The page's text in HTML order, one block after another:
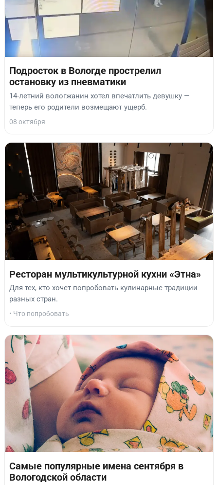
Подросток в Вологде прострелил
остановку из пневматики
14-летний вологжанин хотел впечатлить девушку —
теперь его родители возмещают ущерб.
08 октября
Ресторан мультикультурной кухни «Этна»
Для тех, кто хочет попробовать кулинарные традиции
разных стран.
• Что попробовать
Самые популярные имена сентября в
Вологодской области